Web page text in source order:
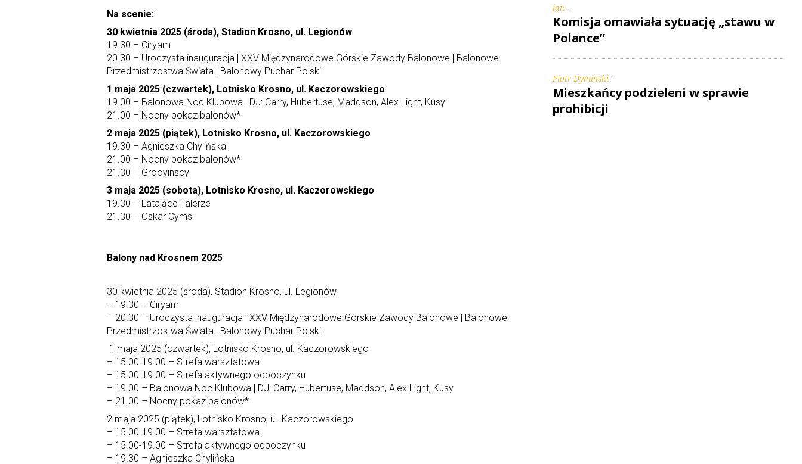
Na scenie:
30 kwietnia 2025 (środa), Stadion Krosno, ul. Legionów
19.30 – Ciryam
20.30 – Uroczysta inauguracja | XXV Międzynarodowe Górskie Zawody Balonowe | Balonowe
Przedmistrzostwa Świata | Balonowy Puchar Polski
1 maja 2025 (czwartek), Lotnisko Krosno, ul. Kaczorowskiego
19.00 – Balonowa Noc Klubowa | DJ: Carry, Hubertuse, Maddson, Alex Light, Kusy
21.00 – Nocny pokaz balonów*
2 maja 2025 (piątek), Lotnisko Krosno, ul. Kaczorowskiego
19.30 – Agnieszka Chylińska
21.00 – Nocny pokaz balonów*
21.30 – Groovinscy
3 maja 2025 (sobota), Lotnisko Krosno, ul. Kaczorowskiego
19.30 – Latające Talerze
21.30 – Oskar Cyms
Balony nad Krosnem 2025
30 kwietnia 2025 (środa), Stadion Krosno, ul. Legionów
– 19.30 – Ciryam
– 20.30 – Uroczysta inauguracja | XXV Międzynarodowe Górskie Zawody Balonowe | Balonowe
Przedmistrzostwa Świata | Balonowy Puchar Polski
1 maja 2025 (czwartek), Lotnisko Krosno, ul. Kaczorowskiego
– 15.00-19.00 – Strefa warsztatowa
– 15.00-19.00 – Strefa aktywnego odpoczynku
– 19.00 – Balonowa Noc Klubowa | DJ: Carry, Hubertuse, Maddson, Alex Light, Kusy
– 21.00 – Nocny pokaz balonów*
2 maja 2025 (piątek), Lotnisko Krosno, ul. Kaczorowskiego
– 15.00-19.00 – Strefa warsztatowa
– 15.00-19.00 – Strefa aktywnego odpoczynku
– 19.30 – Agnieszka Chylińska
jan -
Komisja omawiała sytuację „stawu w
Polance”
Piotr Dymiński -
Mieszkańcy podzieleni w sprawie
prohibicji